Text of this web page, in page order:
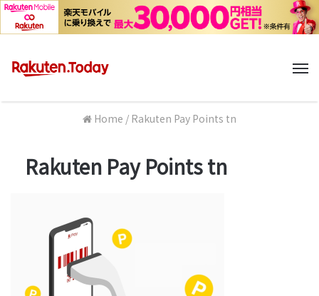
Home / Rakuten Pay Points tn
Rakuten Pay Points tn